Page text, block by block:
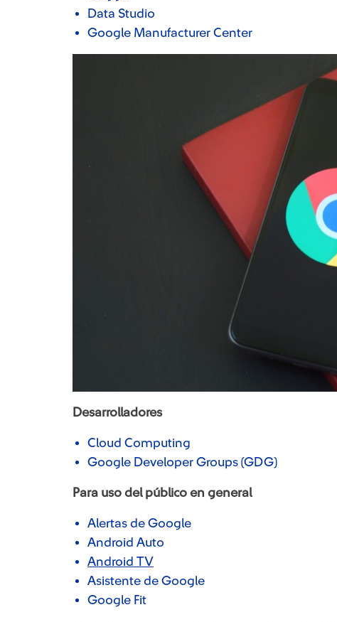
Data Studio
Google Manufacturer Center
Desarrolladores
Cloud Computing
Google Developer Groups (GDG)
Para uso del público en general
Alertas de Google
Android Auto
Android TV
Asistente de Google
Google Fit